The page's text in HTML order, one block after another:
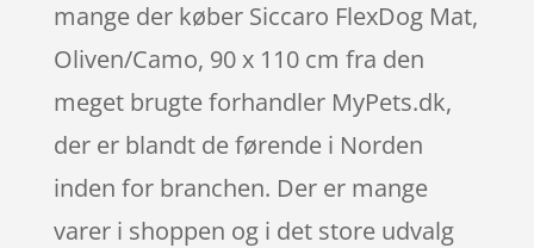
mange der køber Siccaro FlexDog Mat,
Oliven/Camo, 90 x 110 cm fra den
meget brugte forhandler MyPets.dk,
der er blandt de førende i Norden
inden for branchen. Der er mange
varer i shoppen og i det store udvalg